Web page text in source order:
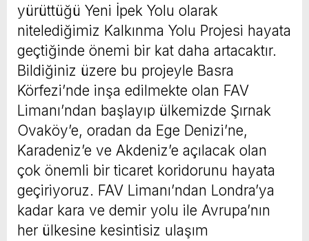
yürüttüğü Yeni İpek Yolu olarak
nitelediğimiz Kalkınma Yolu Projesi hayata
geçtiğinde önemi bir kat daha artacaktır.
Bildiğiniz üzere bu projeyle Basra
Körfezi’nde inşa edilmekte olan FAV
Limanı’ndan başlayıp ülkemizde Şırnak
Ovaköy’e, oradan da Ege Denizi’ne,
Karadeniz’e ve Akdeniz’e açılacak olan
çok önemli bir ticaret koridorunu hayata
geçiriyoruz. FAV Limanı’ndan Londra’ya
kadar kara ve demir yolu ile Avrupa’nın
her ülkesine kesintisiz ulaşım